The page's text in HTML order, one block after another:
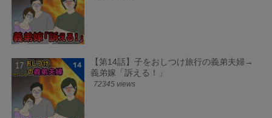
【第14話】子をおしつけ旅行の義弟夫婦→
義弟嫁「訴える！」
72345 views